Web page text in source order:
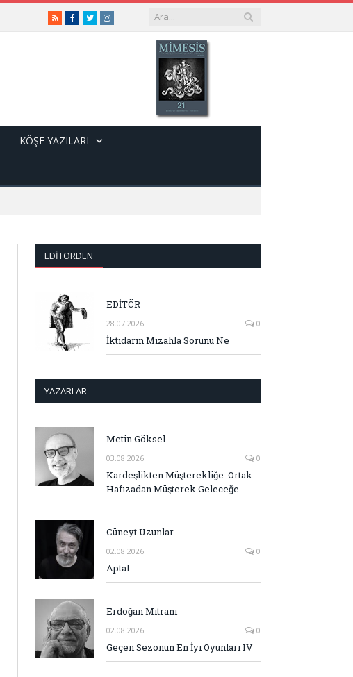
RSSFacebook
TwitterInstagram
KÖŞE YAZILARI
EDITÖRDEN
EDİTÖR
28.07.2026 0
İktidarın Mizahla Sorunu Ne
YAZARLAR
Metin Göksel
03.08.2026 0
Kardeşlikten Müşterekliğe: Ortak
Hafızadan Müşterek Geleceğe
Cüneyt Uzunlar
02.08.2026 0
Aptal
Erdoğan Mitrani
02.08.2026 0
Geçen Sezonun En İyi Oyunları IV